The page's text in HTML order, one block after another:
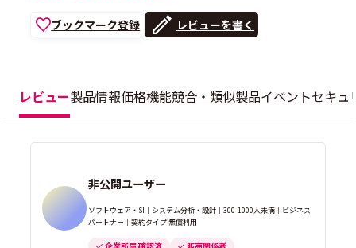
ブックマーク登録 レビューを書く
レビュー製品情報価格機能競合・類似製品イベントセキュ
非公開ユーザー
ソフトウェア・SI｜システム分析・設計｜300-1000人未満｜ビジネス
パートナー｜契約タイプ 無償利用